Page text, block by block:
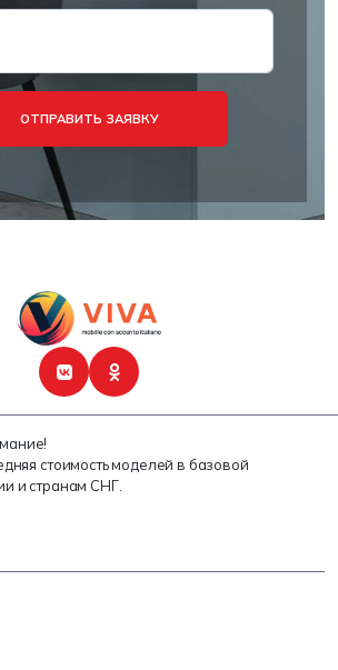
ОТПРАВИТЬ ЗАЯВКУ
стоимость моделей в базовой
и странам СНГ.